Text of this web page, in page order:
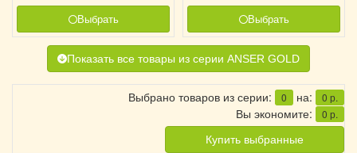
Выбрать Выбрать
Показать все товары из серии ANSER GOLD
Выбрано товаров из серии: 0 на: 0 р.
Вы экономите: 0 р.
Купить выбранные